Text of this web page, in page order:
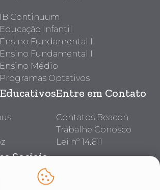
IB Continuum
Educação Infantil
Ensino Fundamental I
Ensino Fundamental II
Ensino Médio
Programas Optativos
Entre em Contato
Contatos Beacon
Trabalhe Conosco
Lei nº 14.611
Sociais